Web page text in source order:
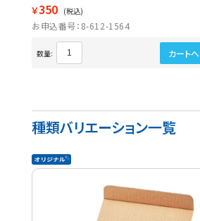
￥350 (税込)
お申込番号：8-612-1564
数量: カートへ
種類バリエーション一覧